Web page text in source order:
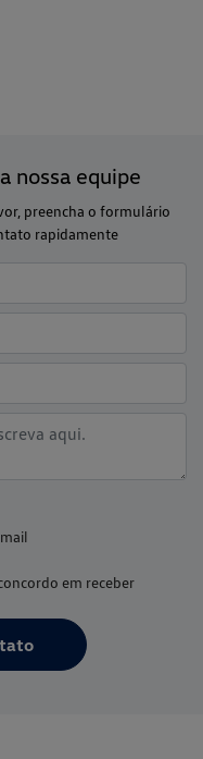
nossa equipe
preencha o formulário
rapidamente
em receber